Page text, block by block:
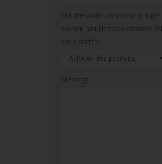
Ma demande concerne le sujet
suivant (veuillez sélectionner s'il
vous plait)*:
Message